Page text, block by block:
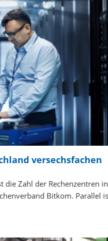
versechsfachen
die Zahl der Rechenzentren in
Bitkom. Parallel